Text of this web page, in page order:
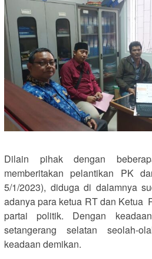
Dilain pihak dengan
memberitakan pelantikan PK
5/1/2023), diduga di dalamnya
adanya para ketua RT dan Ketua
partai politik. Dengan
setangerang selatan seolah-
keadaan demikan.